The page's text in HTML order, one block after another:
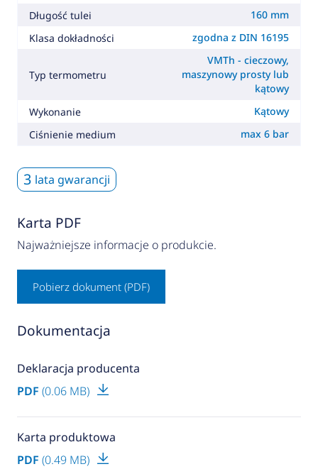
Długość tulei
160 mm
Klasa dokładności
zgodna z DIN 16195
Typ termometru
VMTh - cieczowy,
maszynowy prosty lub
kątowy
Wykonanie
Kątowy
Ciśnienie medium
max 6 bar
3 lata gwarancji
Karta PDF
Najważniejsze informacje o produkcie.
Pobierz dokument (PDF)
Dokumentacja
Deklaracja producenta
PDF (0.06 MB)
Karta produktowa
PDF (0.49 MB)